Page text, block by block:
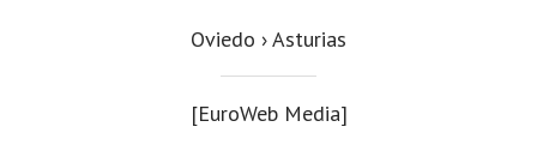
Oviedo › Asturias
[EuroWeb Media]